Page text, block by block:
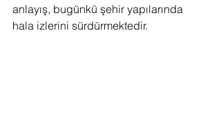
anlayış, bugünkü şehir yapılarında
hala izlerini sürdürmektedir.